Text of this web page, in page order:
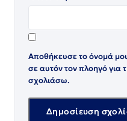
Αποθήκευσε το όνομά
σε αυτόν τον πλοηγό
σχολιάσω.